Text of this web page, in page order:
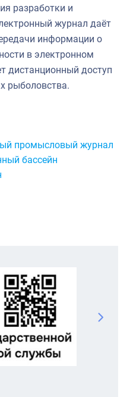
разработки и
журнал даёт
информации о
в электронном
дистанционный доступ
рыболовства.
промысловый журнал
бассейн